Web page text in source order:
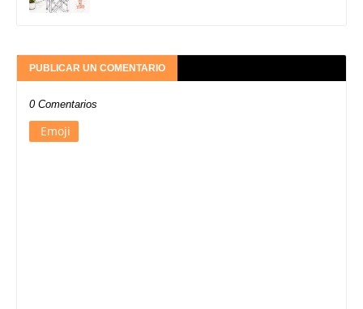
PUBLICAR UN COMENTARIO
0 Comentarios
Emoji